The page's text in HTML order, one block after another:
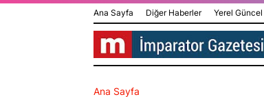
Ana Sayfa Diğer Haberler Yerel Güncel
Ana Sayfa